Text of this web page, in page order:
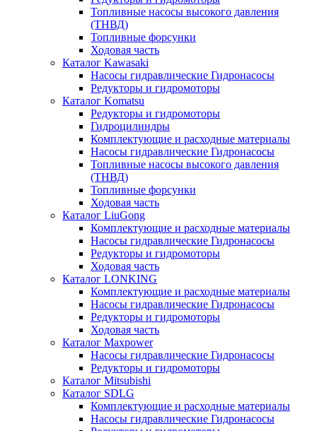
Топливные насосы высокого давления
(ТНВД)
Топливные форсунки
Ходовая часть
Каталог Kawasaki
Насосы гидравлические Гидронасосы
Редукторы и гидромоторы
Каталог Komatsu
Редукторы и гидромоторы
Гидроцилиндры
Комплектующие и расходные материалы
Насосы гидравлические Гидронасосы
Топливные насосы высокого давления
(ТНВД)
Топливные форсунки
Ходовая часть
Каталог LiuGong
Комплектующие и расходные материалы
Насосы гидравлические Гидронасосы
Редукторы и гидромоторы
Ходовая часть
Каталог LONKING
Комплектующие и расходные материалы
Насосы гидравлические Гидронасосы
Редукторы и гидромоторы
Ходовая часть
Каталог Maxpower
Насосы гидравлические Гидронасосы
Редукторы и гидромоторы
Каталог Mitsubishi
Каталог SDLG
Комплектующие и расходные материалы
Насосы гидравлические Гидронасосы